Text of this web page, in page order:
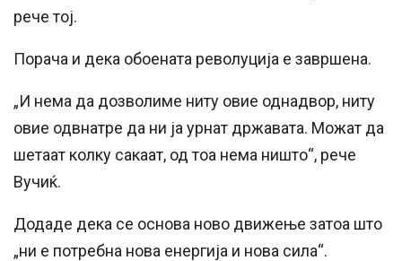
рече тој.
Порача и дека обоената револуција е завршена.
„И нема да дозволиме ниту овие однадвор, ниту
овие одвнатре да ни ја урнат државата. Можат да
шетаат колку сакаат, од тоа нема ништо“, рече
Вучиќ.
Додаде дека се основа ново движење затоа што
„ни е потребна нова енергија и нова сила“.